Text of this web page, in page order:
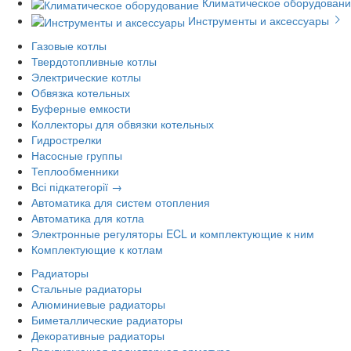
Инструменты и аксессуары
Газовые котлы
Твердотопливные котлы
Электрические котлы
Обвязка котельных
Буферные емкости
Коллекторы для обвязки котельных
Гидрострелки
Насосные группы
Теплообменники
Всі підкатегорії →
Автоматика для систем отопления
Автоматика для котла
Электронные регуляторы ECL и комплектующие к ним
Комплектующие к котлам
Радиаторы
Стальные радиаторы
Алюминиевые радиаторы
Биметаллические радиаторы
Декоративные радиаторы